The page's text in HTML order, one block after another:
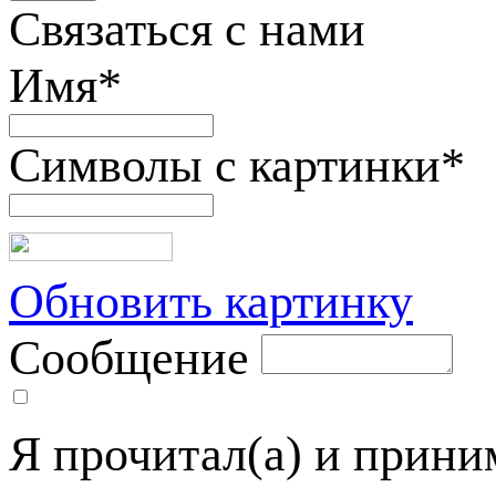
Связаться с нами
Имя*
Символы с картинки*
Обновить картинку
Сообщение
Я прочитал(а) и